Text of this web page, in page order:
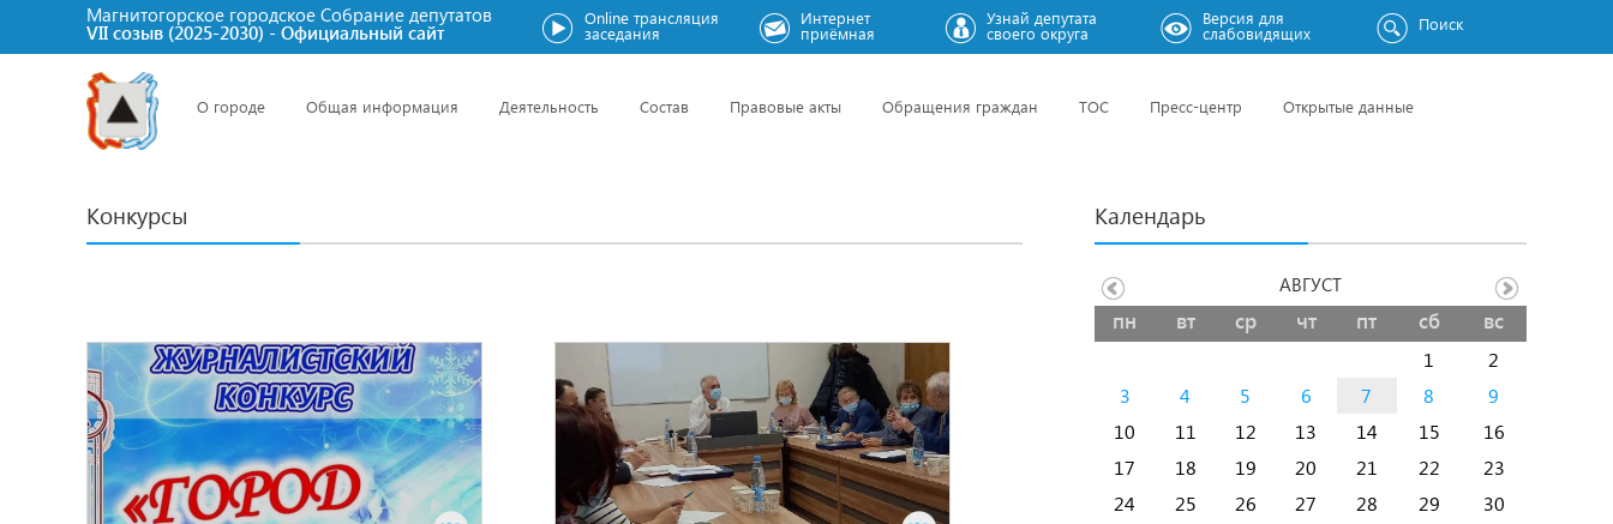
Магнитогорское городское Cобрание депутатов
VII созыв (2025-2030) - Официальный сайт
Online трансляция
заседания
Интернет
приёмная
Узнай депутата
своего округа
Версия для
слабовидящих Поиск
О городе Общая информация Деятельность Состав Правовые акты Обращения граждан ТОС Пресс-центр Открытые данные
Конкурсы Календарь
пн вт ср чт пт сб вс
1
2
3
4 5 6 7 8
9
10
11 12 13 14 15
16
17
18 19 20 21 22
23
24
25 26 27 28 29
30
АВГУСТ